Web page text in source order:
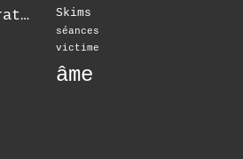
Skims
Syndrome de Séparation
séances
victime
âme